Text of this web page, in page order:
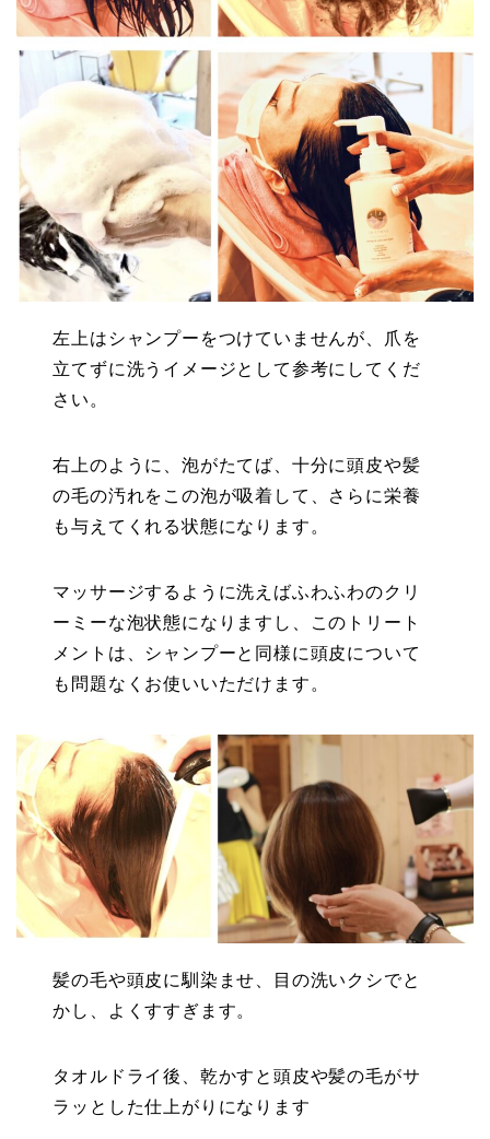
左上はシャンプーをつけていませんが、爪を
立てずに洗うイメージとして参考にしてくだ
さい。
右上のように、泡がたてば、十分に頭皮や髪
の毛の汚れをこの泡が吸着して、さらに栄養
も与えてくれる状態になります。
マッサージするように洗えばふわふわのクリ
ーミーな泡状態になりますし、このトリート
メントは、シャンプーと同様に頭皮について
も問題なくお使いいただけます。
髪の毛や頭皮に馴染ませ、目の洗いクシでと
かし、よくすすぎます。
タオルドライ後、乾かすと頭皮や髪の毛がサ
ラッとした仕上がりになります